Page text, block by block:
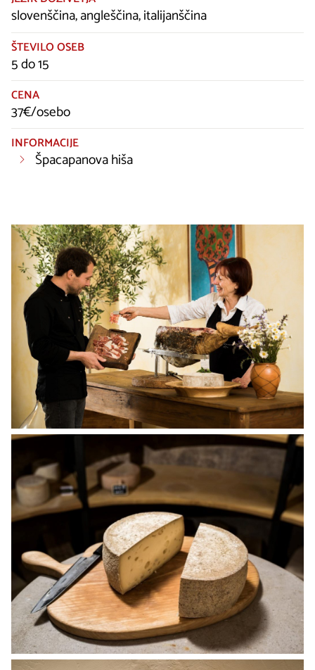
slovenščina, angleščina, italijanščina
ŠTEVILO OSEB
5 do 15
CENA
37€/osebo
INFORMACIJE
Špacapanova hiša